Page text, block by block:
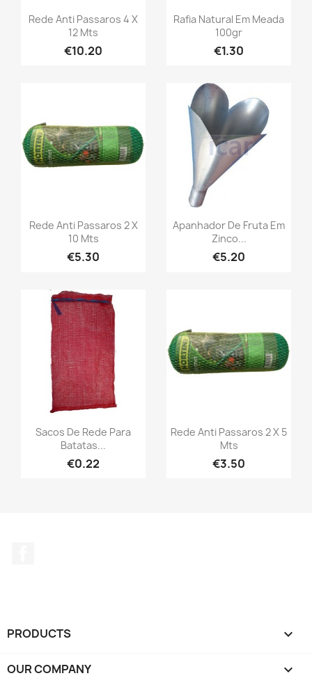
Rede Anti Passaros 4 X
12 Mts
€10.20
Rafia Natural Em Meada
100gr
€1.30
Rede Anti Passaros 2 X
10 Mts
€5.30
Apanhador De Fruta Em
Zinco...
€5.20
Sacos De Rede Para
Batatas...
€0.22
Rede Anti Passaros 2 X 5
Mts
€3.50
PRODUCTS 
OUR COMPANY 